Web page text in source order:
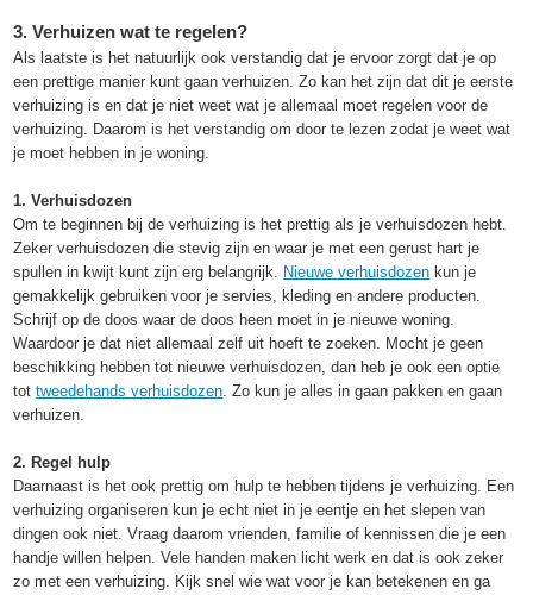
3. Verhuizen wat te regelen?
Als laatste is het natuurlijk ook verstandig dat je ervoor zorgt dat je op
een prettige manier kunt gaan verhuizen. Zo kan het zijn dat dit je eerste
verhuizing is en dat je niet weet wat je allemaal moet regelen voor de
verhuizing. Daarom is het verstandig om door te lezen zodat je weet wat
je moet hebben in je woning.
1. Verhuisdozen
Om te beginnen bij de verhuizing is het prettig als je verhuisdozen hebt.
Zeker verhuisdozen die stevig zijn en waar je met een gerust hart je
spullen in kwijt kunt zijn erg belangrijk. Nieuwe verhuisdozen kun je
gemakkelijk gebruiken voor je servies, kleding en andere producten.
Schrijf op de doos waar de doos heen moet in je nieuwe woning.
Waardoor je dat niet allemaal zelf uit hoeft te zoeken. Mocht je geen
beschikking hebben tot nieuwe verhuisdozen, dan heb je ook een optie
tottweedehands verhuisdozen. Zo kun je alles in gaan pakken en gaan
verhuizen.
2. Regel hulp
Daarnaast is het ook prettig om hulp te hebben tijdens je verhuizing. Een
verhuizing organiseren kun je echt niet in je eentje en het slepen van
dingen ook niet. Vraag daarom vrienden, familie of kennissen die je een
handje willen helpen. Vele handen maken licht werk en dat is ook zeker
zo met een verhuizing. Kijk snel wie wat voor je kan betekenen en ga